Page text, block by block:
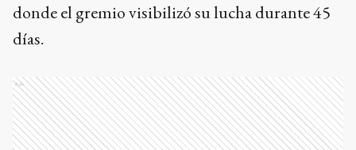
donde el gremio visibilizó su lucha durante 45
días.
Ads